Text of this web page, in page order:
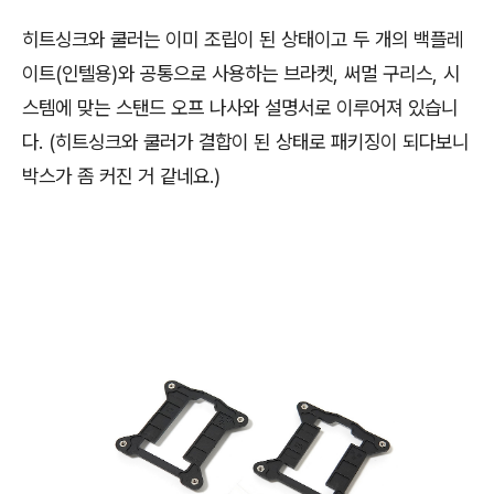
히트싱크와 쿨러는 이미 조립이 된 상태이고 두 개의 백플레
이트(인텔용)와 공통으로 사용하는 브라켓, 써멀 구리스, 시
스템에 맞는 스탠드 오프 나사와 설명서로 이루어져 있습니
다. (히트싱크와 쿨러가 결합이 된 상태로 패키징이 되다보니
박스가 좀 커진 거 같네요.)